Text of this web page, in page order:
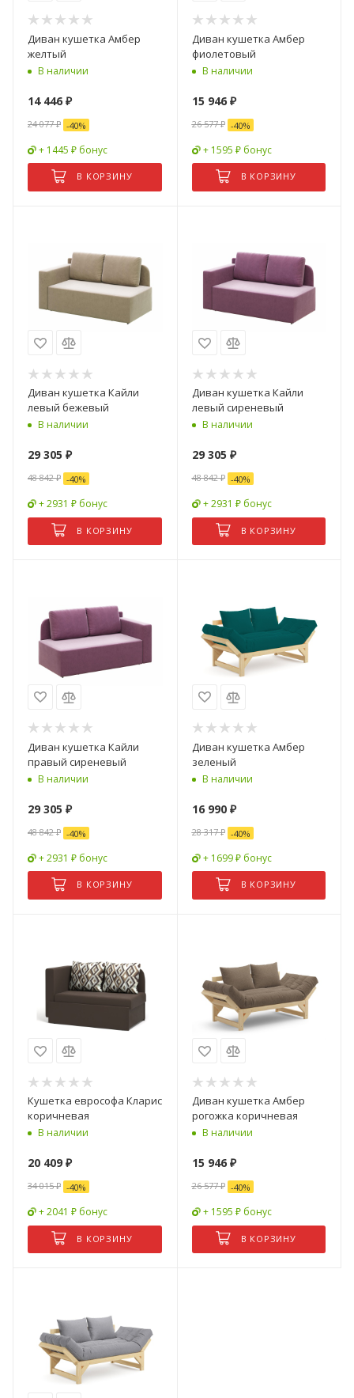
Диван кушетка Амбер
желтый
В наличии
14 446 ₽
24 077₽ -40%
+ 1445 ₽ бонус
В КОРЗИНУ
Диван кушетка Амбер
фиолетовый
В наличии
15 946₽
26 577₽ -40%
+ 1595 ₽ бонус
В КОРЗИНУ
Диван кушетка Кайли
левый бежевый
В наличии
29 305 ₽
48 842₽ -40%
+ 2931 ₽ бонус
В КОРЗИНУ
Диван кушетка Кайли
левый сиреневый
В наличии
29 305 ₽
48 842₽ -40%
+ 2931 ₽ бонус
В КОРЗИНУ
Диван кушетка Кайли
правый сиреневый
В наличии
29 305 ₽
48 842₽ -40%
+ 2931 ₽ бонус
В КОРЗИНУ
Диван кушетка Амбер
зеленый
В наличии
16 990₽
28 317₽ -40%
+ 1699 ₽ бонус
В КОРЗИНУ
Кушетка еврософа Кларис
коричневая
В наличии
20 409 ₽
34 015₽ -40%
+ 2041 ₽ бонус
В КОРЗИНУ
Диван кушетка Амбер
рогожка коричневая
В наличии
15 946₽
26 577₽ -40%
+ 1595 ₽ бонус
В КОРЗИНУ